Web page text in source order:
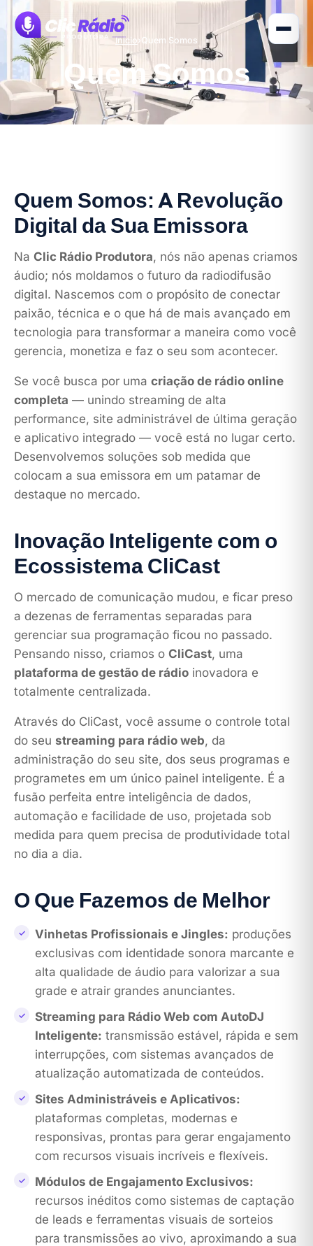
Início›Quem Somos
Quem Somos
Quem Somos: A Revolução
Digital da Sua Emissora
Na Clic Rádio Produtora, nós não apenas criamos
áudio; nós moldamos o futuro da radiodifusão
digital. Nascemos com o propósito de conectar
paixão, técnica e o que há de mais avançado em
tecnologia para transformar a maneira como você
gerencia, monetiza e faz o seu som acontecer.
Se você busca por uma criação de rádio online
completa — unindo streaming de alta
performance, site administrável de última geração
e aplicativo integrado — você está no lugar certo.
Desenvolvemos soluções sob medida que
colocam a sua emissora em um patamar de
destaque no mercado.
Inovação Inteligente com o
Ecossistema CliCast
O mercado de comunicação mudou, e ficar preso
a dezenas de ferramentas separadas para
gerenciar sua programação ficou no passado.
Pensando nisso, criamos o CliCast, uma
plataforma de gestão de rádio inovadora e
totalmente centralizada.
Através do CliCast, você assume o controle total
do seu streaming para rádio web, da
administração do seu site, dos seus programas e
programetes em um único painel inteligente. É a
fusão perfeita entre inteligência de dados,
automação e facilidade de uso, projetada sob
medida para quem precisa de produtividade total
no dia a dia.
O Que Fazemos de Melhor
Vinhetas Profissionais e Jingles: produções
exclusivas com identidade sonora marcante e
alta qualidade de áudio para valorizar a sua
grade e atrair grandes anunciantes.
Streaming para Rádio Web com AutoDJ
Inteligente: transmissão estável, rápida e sem
interrupções, com sistemas avançados de
atualização automatizada de conteúdos.
Sites Administráveis e Aplicativos:
plataformas completas, modernas e
responsivas, prontas para gerar engajamento
com recursos visuais incríveis e flexíveis.
Módulos de Engajamento Exclusivos:
recursos inéditos como sistemas de captação
de leads e ferramentas visuais de sorteios
para transmissões ao vivo, aproximando a sua